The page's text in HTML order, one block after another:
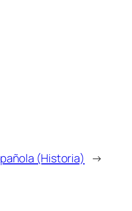
(Historia) →